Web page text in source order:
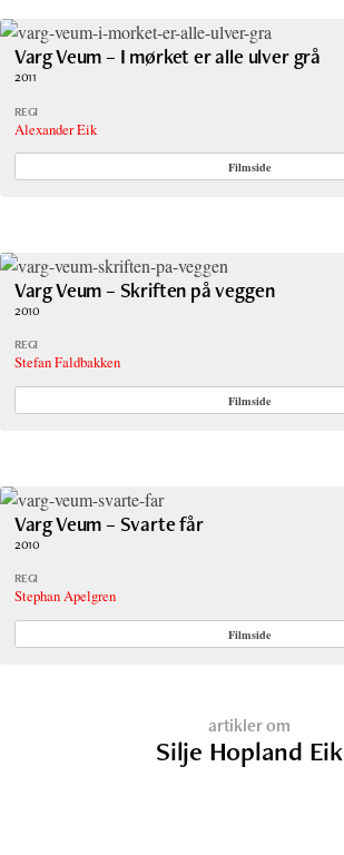
Varg Veum – I mørket er alle ulver grå
2011
REGI
Alexander Eik
Filmside
Varg Veum – Skriften på veggen
2010
REGI
Stefan Faldbakken
Filmside
Varg Veum – Svarte får
2010
REGI
Stephan Apelgren
Filmside
artikler om
Silje Hopland Eik